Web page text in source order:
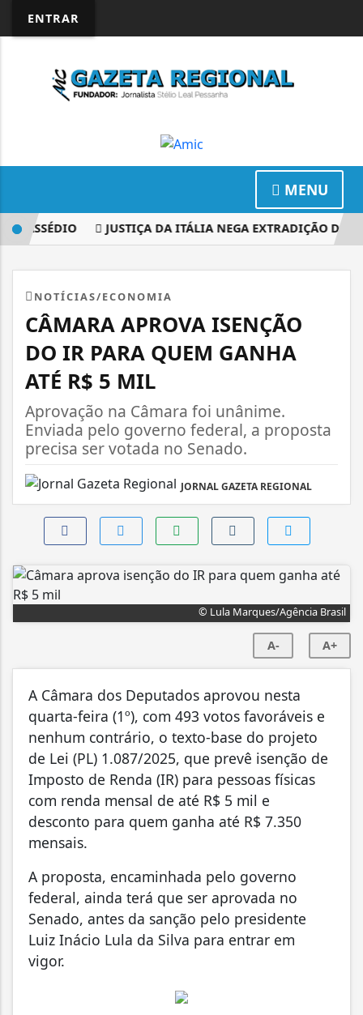
ENTRAR
MENU
JUSTIÇA DA ITÁLIA NEGA EXTRADIÇÃO DA
NOTÍCIAS/ECONOMIA
CÂMARA APROVA ISENÇÃO
DO IR PARA QUEM GANHA
ATÉ R$ 5 MIL
Aprovação na Câmara foi unânime.
Enviada pelo governo federal, a proposta
precisa ser votada no Senado.
JORNAL GAZETA REGIONAL
© Lula Marques/Agência Brasil
A- A+
A Câmara dos Deputados aprovou nesta
quarta-feira (1º), com 493 votos favoráveis e
nenhum contrário, o texto-base do projeto
de Lei (PL) 1.087/2025, que prevê isenção de
Imposto de Renda (IR) para pessoas físicas
com renda mensal de até R$ 5 mil e
desconto para quem ganha até R$ 7.350
mensais.
A proposta, encaminhada pelo governo
federal, ainda terá que ser aprovada no
Senado, antes da sanção pelo presidente
Luiz Inácio Lula da Silva para entrar em
vigor.